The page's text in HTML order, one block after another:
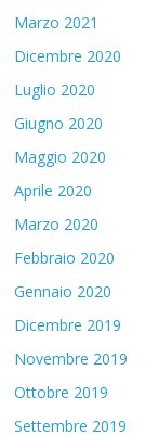
Marzo 2021
Dicembre 2020
Luglio 2020
Giugno 2020
Maggio 2020
Aprile 2020
Marzo 2020
Febbraio 2020
Gennaio 2020
Dicembre 2019
Novembre 2019
Ottobre 2019
Settembre 2019